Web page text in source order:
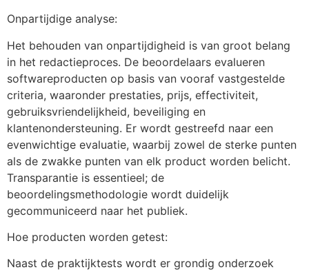
Onpartijdige analyse:
Het behouden van onpartijdigheid is van groot belang
in het redactieproces. De beoordelaars evalueren
softwareproducten op basis van vooraf vastgestelde
criteria, waaronder prestaties, prijs, effectiviteit,
gebruiksvriendelijkheid, beveiliging en
klantenondersteuning. Er wordt gestreefd naar een
evenwichtige evaluatie, waarbij zowel de sterke punten
als de zwakke punten van elk product worden belicht.
Transparantie is essentieel; de
beoordelingsmethodologie wordt duidelijk
gecommuniceerd naar het publiek.
Hoe producten worden getest:
Naast de praktijktests wordt er grondig onderzoek